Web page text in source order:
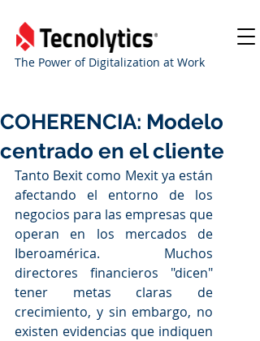
The Power of Digitalization at Work
COHERENCIA: Modelo
centrado en el cliente
Tanto Bexit como Mexit ya están
afectando el entorno de los
negocios para las empresas que
operan en los mercados de
Iberoamérica. Muchos
directores financieros "dicen"
tener metas claras de
crecimiento, y sin embargo, no
existen evidencias que indiquen